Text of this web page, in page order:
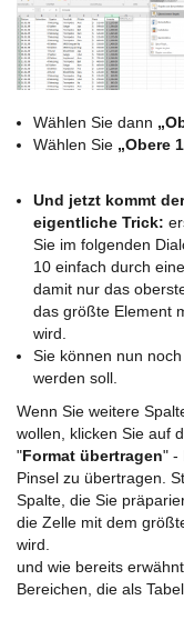
Wählen Sie dann
Wählen Sie „Obere
Und jetzt kommt der
eigentliche Trick:
Sie im folgenden
10 einfach durch eine
damit nur das
das größte Element
wird.
Sie können nun
werden soll.
Wenn Sie weitere
wollen, klicken Sie auf
"Format übertragen" -
Pinsel zu übertragen.
Spalte, die Sie
die Zelle mit dem
wird.
und wie bereits
Bereichen, die als